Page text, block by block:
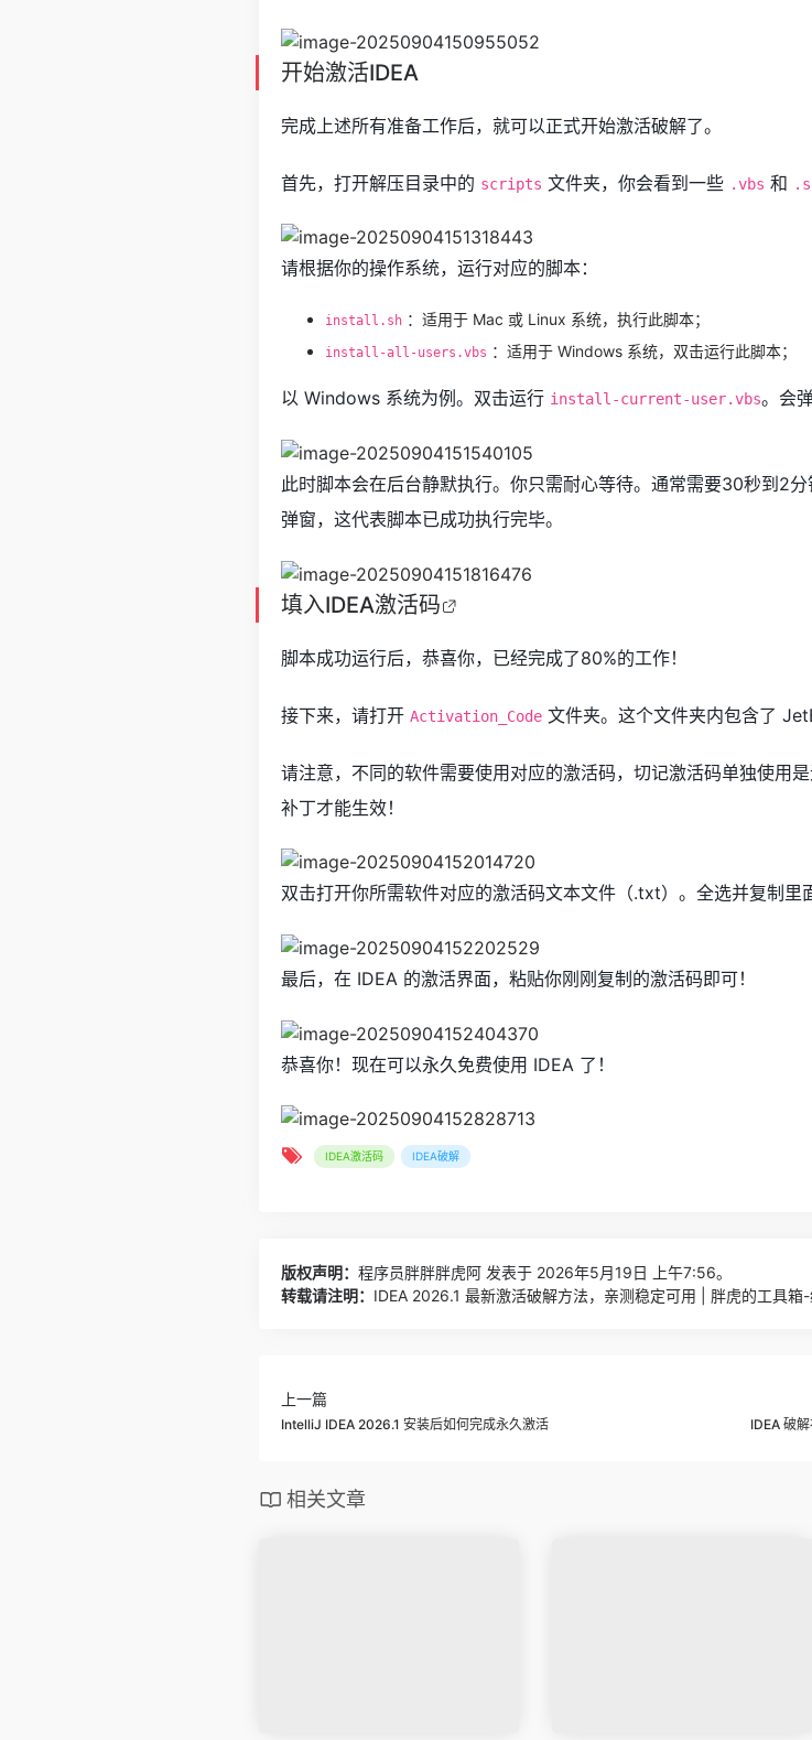
开始激活IDEA
完成上述所有准备工作后，就可以正式开始激活破解了。
首先，打开解压目录中的 scripts 文件夹，你会看到一些 .vbs 和
请根据你的操作系统，运行对应的脚本：
install.sh ：适用于 Mac 或 Linux 系统，执行此脚本；
install-all-users.vbs ：适用于 Windows 系统，双击运行此脚本；
以 Windows 系统为例。双击运行 install-current-user.vbs。会
此时脚本会在后台静默执行。你只需耐心等待。通常需要30秒到2
弹窗，这代表脚本已成功执行完毕。
填入IDEA激活码
脚本成功运行后，恭喜你，已经完成了80%的工作！
接下来，请打开 Activation_Code 文件夹。这个文件夹内包含了
请注意，不同的软件需要使用对应的激活码，切记激活码单独使用
补丁才能生效！
双击打开你所需软件对应的激活码文本文件（.txt）。全选并复制里
最后，在 IDEA 的激活界面，粘贴你刚刚复制的激活码即可！
恭喜你！现在可以永久免费使用 IDEA 了！
IDEA激活码 IDEA破解
版权声明： 程序员胖胖胖虎阿 发表于 2026年5月19日 上午7:56。
转载请注明： IDEA 2026.1 最新激活破解方法，亲测稳定可用 | 胖虎的工具箱
上一篇
IntelliJ IDEA 2026.1 安装后如何完成永久激活 IDEA 破
相关文章